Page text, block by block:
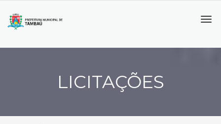
LICITAÇÕES